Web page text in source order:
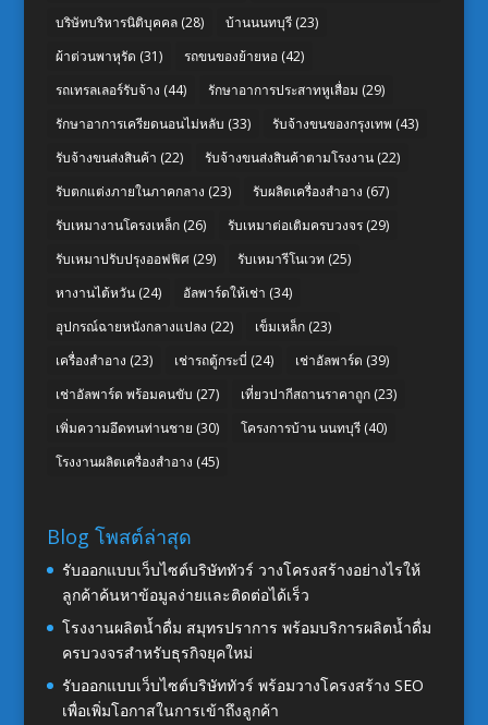
บริษัทบริหารนิติบุคคล(28) บ้านนนทบุรี(23)
ผ้าต่วนพาหุรัด (31) รถขนของย้ายหอ(42)
รถเทรลเลอร์รับจ้าง (44) รักษาอาการประสาทหูเสื่อม (29)
รักษาอาการเครียดนอนไม่หลับ (33) รับจ้างขนของกรุงเทพ (43)
รับจ้างขนส่งสินค้า (22) รับจ้างขนส่งสินค้าตามโรงงาน(22)
รับตกแต่งภายในภาคกลาง (23) รับผลิตเครื่องสำอาง (67)
รับเหมางานโครงเหล็ก(26) รับเหมาต่อเติมครบวงจร(29)
รับเหมาปรับปรุงออฟฟิศ(29) รับเหมารีโนเวท (25)
หางานไต้หวัน(24) อัลพาร์ดให้เช่า (34)
อุปกรณ์ฉายหนังกลางแปลง (22) เข็มเหล็ก(23)
เครื่องสำอาง (23) เช่ารถตู้กระบี่ (24) เช่าอัลพาร์ด (39)
เช่าอัลพาร์ด พร้อมคนขับ (27) เที่ยวปากีสถานราคาถูก(23)
เพิ่มความอึดทนท่านชาย (30) โครงการบ้าน นนทบุรี(40)
โรงงานผลิตเครื่องสำอาง (45)
Blog โพสต์ล่าสุด
รับออกแบบเว็บไซต์บริษัททัวร์ วางโครงสร้างอย่างไรให้
ลูกค้าค้นหาข้อมูลง่ายและติดต่อได้เร็ว
โรงงานผลิตน้ำดื่ม สมุทรปราการ พร้อมบริการผลิตน้ำดื่ม
ครบวงจรสำหรับธุรกิจยุคใหม่
รับออกแบบเว็บไซต์บริษัททัวร์ พร้อมวางโครงสร้าง SEO
เพื่อเพิ่มโอกาสในการเข้าถึงลูกค้า